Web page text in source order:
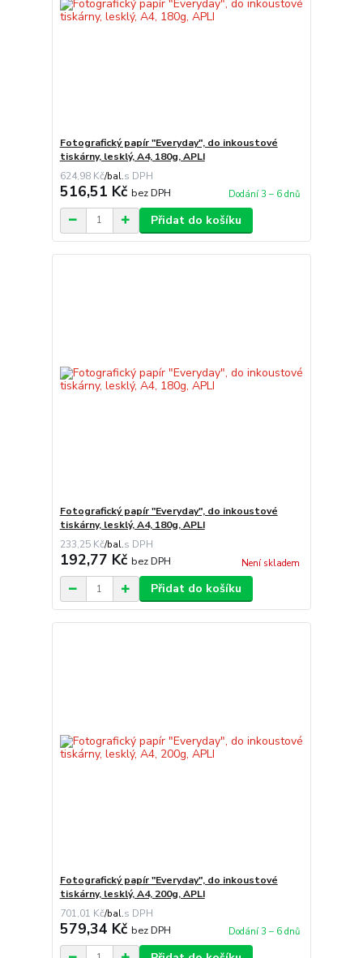
Fotografický papír "Everyday", do inkoustové
tiskárny, lesklý, A4, 180g, APLI
624,98 Kč/bal.
516,51 Kč bez DPH Dodání 3 – 6 dnů
Přidat do košíku
Fotografický papír "Everyday", do inkoustové
tiskárny, lesklý, A4, 180g, APLI
233,25 Kč/bal.
192,77 Kč bez DPH Není skladem
Přidat do košíku
Fotografický papír "Everyday", do inkoustové
tiskárny, lesklý, A4, 200g, APLI
701,01 Kč/bal.
579,34 Kč bez DPH Dodání 3 – 6 dnů